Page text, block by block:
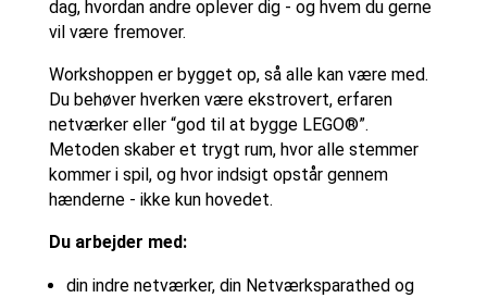
dag, hvordan andre oplever dig - og hvem du gerne
vil være fremover.
Workshoppen er bygget op, så alle kan være med.
Du behøver hverken være ekstrovert, erfaren
netværker eller “god til at bygge LEGO®”.
Metoden skaber et trygt rum, hvor alle stemmer
kommer i spil, og hvor indsigt opstår gennem
hænderne - ikke kun hovedet.
Du arbejder med:
din indre netværker, din Netværksparathed og